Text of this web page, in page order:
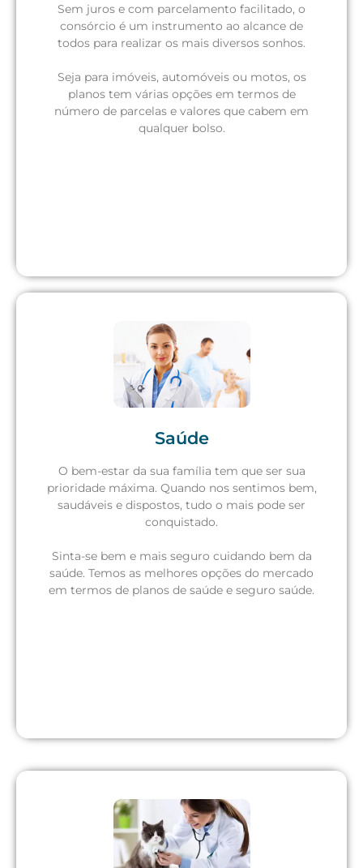
Solicite um orçamento
Sem juros e com parcelamento facilitado, o
consórcio é um instrumento ao alcance de
todos para realizar os mais diversos sonhos.
Seja para imóveis, automóveis ou motos, os
planos tem várias opções em termos de
número de parcelas e valores que cabem em
qualquer bolso.
Solicite um orçamento
Saúde
O bem-estar da sua família tem que ser sua
prioridade máxima. Quando nos sentimos bem,
saudáveis e dispostos, tudo o mais pode ser
conquistado.
Sinta-se bem e mais seguro cuidando bem da
saúde. Temos as melhores opções do mercado
em termos de planos de saúde e seguro saúde.